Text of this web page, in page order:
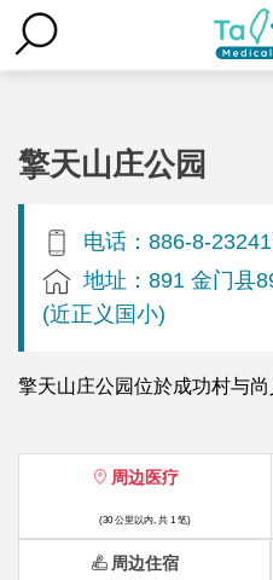
擎天山庄公园
电话：886-8-
地址：891 金门县
(近正义国小)
擎天山庄公园位於成功村与尚
周边医疗
(30 公里以内, 共 1 笔)
周边住宿